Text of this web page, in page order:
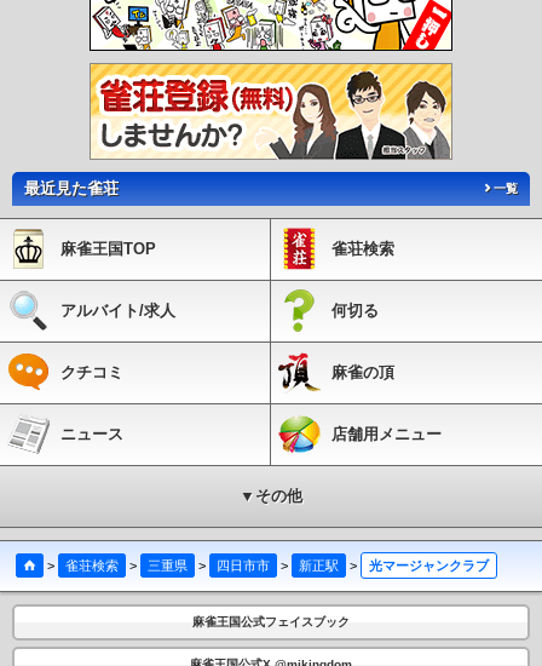
最近見た雀荘 一覧
麻雀王国TOP 雀荘検索
アルバイト/求人 何切る
クチコミ 麻雀の頂
ニュース 店舗用メニュー
▼その他
> 雀荘検索 > 三重県 > 四日市市 > 新正駅 > 光マージャンクラブ
麻雀王国公式フェイスブック